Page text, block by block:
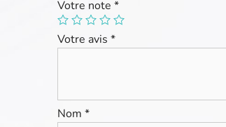
Votre note *
Votre avis *
Nom *